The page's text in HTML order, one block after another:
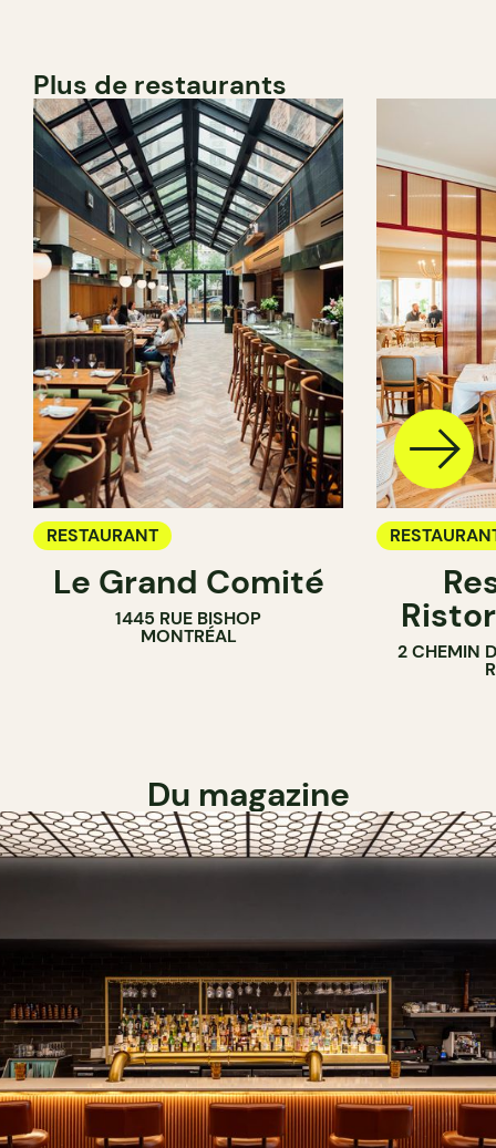
Plus de restaurants
RESTAURANT
Le Grand Comité
1445 RUE BISHOP
MONTRÉAL
2 CHEMIN
Du magazine